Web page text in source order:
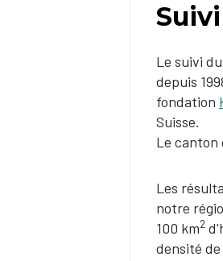
Le suivi
depuis
fondation
Suisse.
Le canton
Les
notre
100 km2
densité